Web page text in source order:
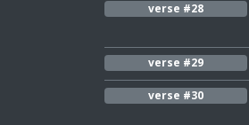
verse #28
verse #29
verse #30